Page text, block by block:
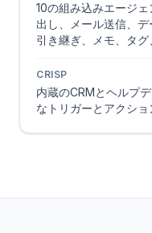
10の組み込みエージ
出し、メール送信、
引き継ぎ、メモ、タ
CRISP
内蔵のCRMとヘルプ
なトリガーとアクショ